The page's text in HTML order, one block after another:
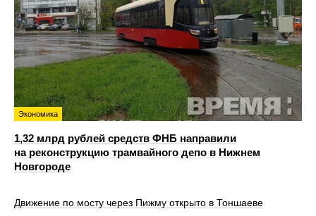
Экономика
1,32 млрд рублей средств ФНБ направили
на реконструкцию трамвайного депо в Нижнем
Новгороде
Движение по мосту через Пижму открыто в Тоншаеве